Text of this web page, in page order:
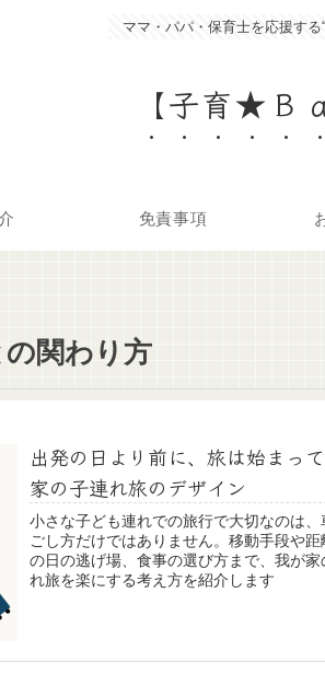
ママ・パパ・保育士を応援する
【子育★Ｂ
免責事項
関わり方
出発の日より前に、旅は始ま
家の子連れ旅のデザイン
小さな子ども連れでの旅行で大切なのは、
ごし方だけではありません。移動手段や
の日の逃げ場、食事の選び方まで、我が家
れ旅を楽にする考え方を紹介します